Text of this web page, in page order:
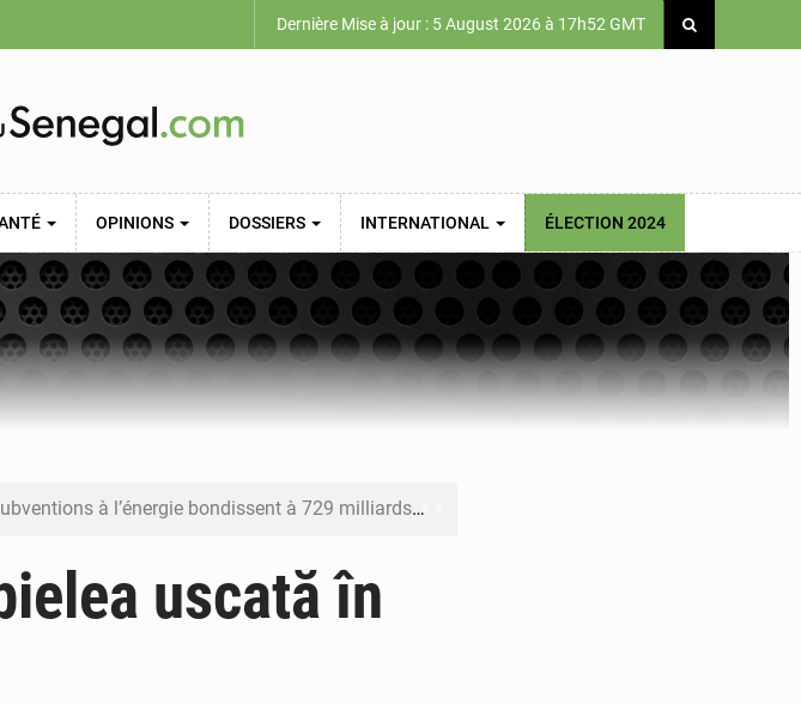
Dernière Mise à jour : 5 August 2026 à 17h52 GMT
OPINIONS DOSSIERS INTERNATIONAL ÉLECTION 2024
bondissent à 729 milliards FCFA pour contenir les prix des carburants et de l’électricité
prêtera serment le 11 août comme président du Conseil constitutionnel
uscată în